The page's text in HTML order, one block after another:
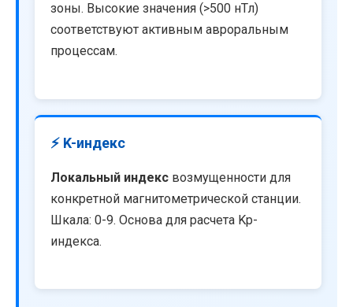
зоны. Высокие значения (>500 нТл)
соответствуют активным авроральным
процессам.
⚡ K-индекс
Локальный индекс возмущенности для
конкретной магнитометрической станции.
Шкала: 0-9. Основа для расчета Kp-
индекса.